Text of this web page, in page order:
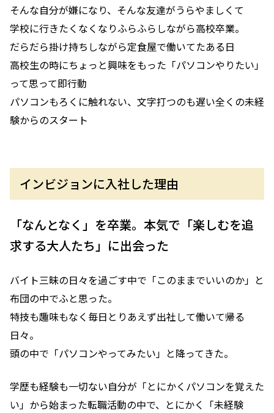
そんな自分が嫌になり、そんな友達がうらやましくて
学校に行きたくなくなりふらふらしながら高校卒業。
だらだら掛け持ちしながら定食屋で働いてたある日
高校生の時にちょっと興味をもった「パソコンやりたい」
って思って即行動
パソコンもろくに触れない、文字打つのも遅い全くの未経
験からのスタート
インビジョンに入社した理由
「なんとなく」を卒業。本気で「楽しむを追
求する大人たち」に出会った
バイト三昧の日々を過ごす中で「このままでいいのか」と
布団の中でふと思った。
特技も趣味もなく毎日とりあえず出社して働いて帰る
日々。
頭の中で「パソコンやってみたい」と降ってきた。
学歴も経験も一切ない自分が「とにかくパソコンを覚えた
い」から始まった転職活動の中で、とにかく「未経験